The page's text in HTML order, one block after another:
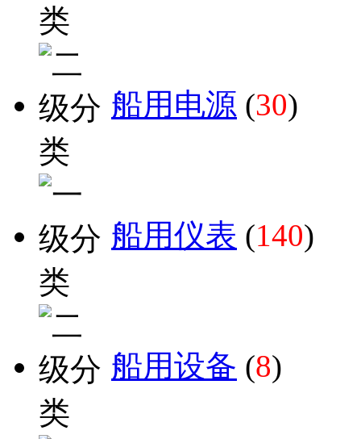
船用电源 (30)
船用仪表 (140)
船用设备 (8)